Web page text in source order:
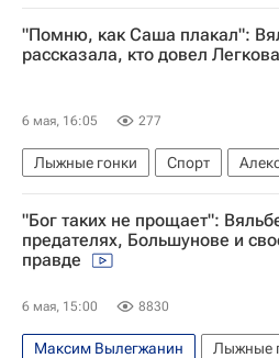
"Помню, как Саша плакал":
рассказала, кто довел
6 мая, 16:05 277
Лыжные гонки Спорт
Елена Вяльбе
Федерация лыжных гонок России
Всемирное антидопинговое
Спортивный арбитражный суд
"Бог таких не прощает":
предателях, Большунове и
правде
6 мая, 15:00 8830
Максим Вылегжанин
Лыжные